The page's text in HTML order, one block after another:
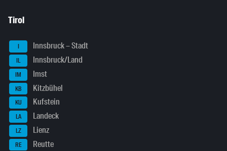
Tirol
I Innsbruck – Stadt
IL Innsbruck/Land
IM Imst
KB Kitzbühel
KU Kufstein
LA Landeck
LZ Lienz
RE Reutte